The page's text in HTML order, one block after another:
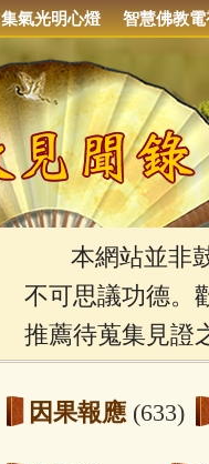
集氣光明心燈 智慧佛教電
本網站並非鼓
不可思議功德。
推薦待蒐集見證
因果報應 (633)